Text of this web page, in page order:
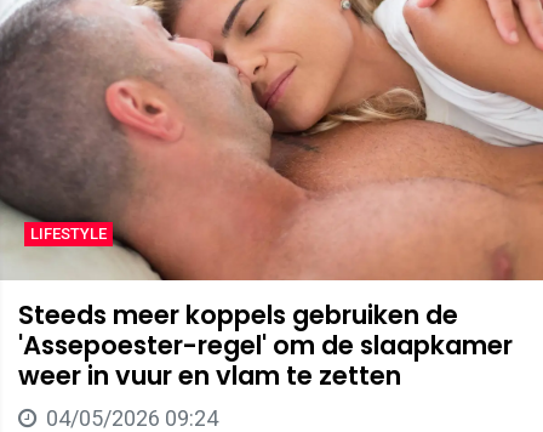
LIFESTYLE
Steeds meer koppels gebruiken de
'Assepoester-regel' om de slaapkamer
weer in vuur en vlam te zetten
04/05/2026 09:24